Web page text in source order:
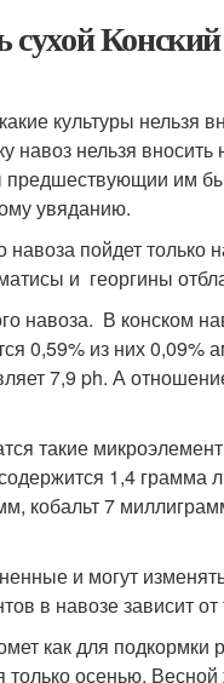
сухой
культуры нельзя
навоз нельзя
предшествующии им
увяданию.
навоза пойдет только
и георгины
навоза. В конском
0,59% из них 0,09%
7,9 ph. А
такие
1,4 грамма
кобальт 7
и могут
в навозе зависит
как для подкормки
только осенью.